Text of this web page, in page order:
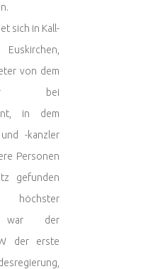
sich in Kall-
von dem
bei
in dem
-kanzler
Personen
gefunden
höchster
war der
der erste